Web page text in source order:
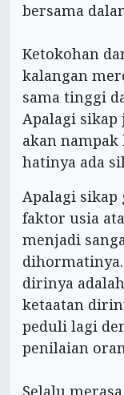
bersama
Ketokohan
kalangan
sama tinggi
Apalagi
akan
hatinya ada
Apalagi sikap
faktor usia
menjadi
dirinya
ketaatan
peduli lagi
penilaian